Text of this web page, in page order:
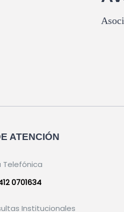
ATENCIÓN
Telefónica
0701634
Institucionales